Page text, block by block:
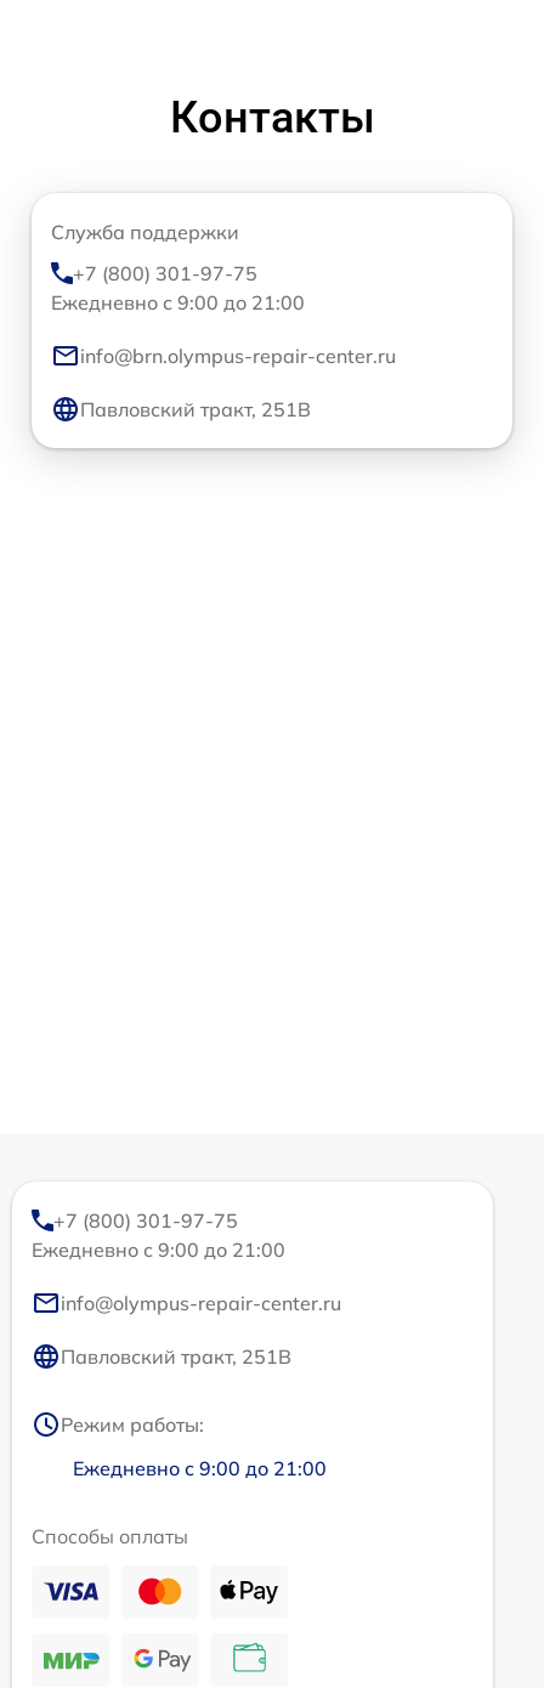
Контакты
Служба поддержки
+7 (800) 301-97-75
Ежедневно с 9:00 до 21:00
info@brn.olympus-repair-center.ru
Павловский тракт, 251В
+7 (800) 301-97-75
Ежедневно с 9:00 до 21:00
info@olympus-repair-center.ru
Павловский тракт, 251В
Режим работы:
Ежедневно с 9:00 до 21:00
Способы оплаты